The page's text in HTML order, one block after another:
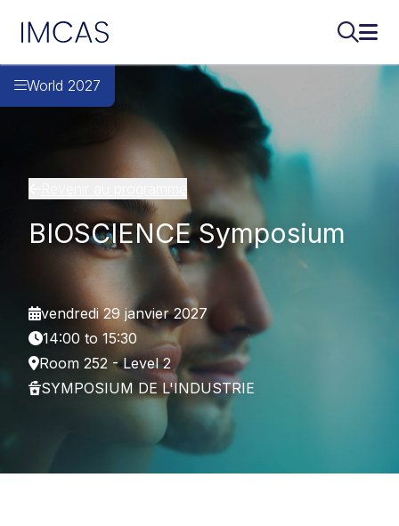
IMCAS
World 2027
BIOSCIENCE Symposium
vendredi 29 janvier 2027
14:00 to 15:30
Room 252 - Level 2
SYMPOSIUM DE L'INDUSTRIE